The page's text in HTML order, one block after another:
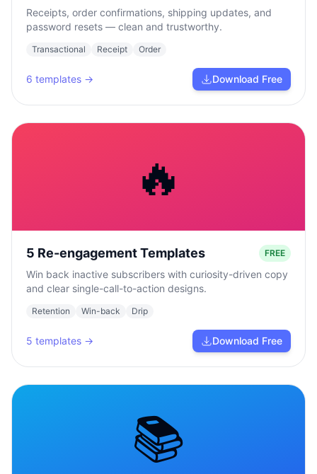
Receipts, order confirmations, shipping updates, and
password resets — clean and trustworthy.
Transactional Receipt Order
6 templates → Download Free
🔥
5 Re-engagement Templates FREE
Win back inactive subscribers with curiosity-driven copy
and clear single-call-to-action designs.
Retention Win-back Drip
5 templates → Download Free
📚